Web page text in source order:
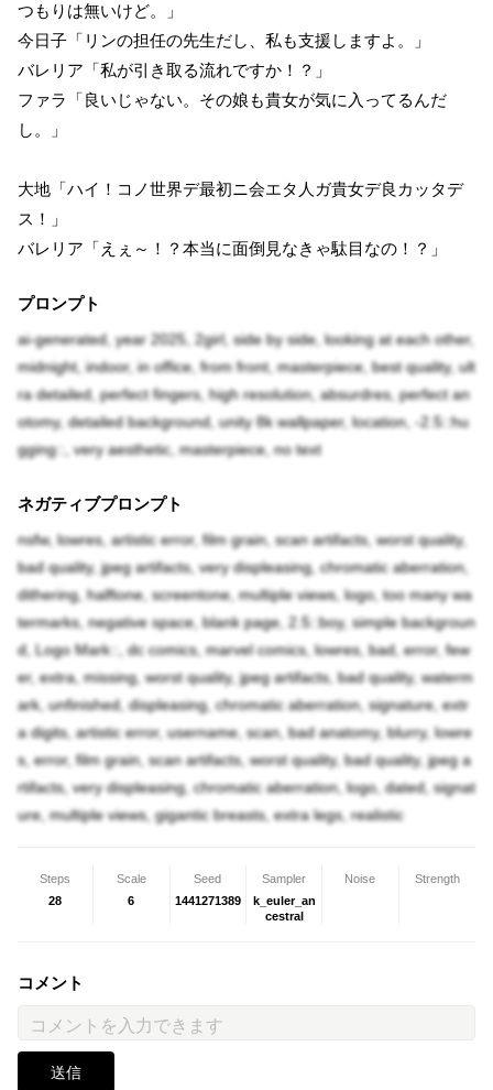
つもりは無いけど。」
今日子「リンの担任の先生だし、私も支援しますよ。」
バレリア「私が引き取る流れですか！？」
ファラ「良いじゃない。その娘も貴女が気に入ってるんだ
し。」
大地「ハイ！コノ世界デ最初ニ会エタ人ガ貴女デ良カッタデ
ス！」
バレリア「えぇ～！？本当に面倒見なきゃ駄目なの！？」
プロンプト
ai-generated, year 2025, 2girl, side by side, looking at each other,
midnight, indoor, in office, from front, masterpiece, best quality, ult
ra detailed, perfect fingers, high resolution, absurdres, perfect an
otomy, detailed background, unity 8k wallpaper, location, -2.5::hu
gging::, very aesthetic, masterpiece, no text
ネガティブプロンプト
nsfw, lowres, artistic error, film grain, scan artifacts, worst quality,
bad quality, jpeg artifacts, very displeasing, chromatic aberration,
dithering, halftone, screentone, multiple views, logo, too many wa
termarks, negative space, blank page, 2.5::boy, simple backgroun
d, Logo Mark::, dc comics, marvel comics, lowres, bad, error, few
er, extra, missing, worst quality, jpeg artifacts, bad quality, waterm
ark, unfinished, displeasing, chromatic aberration, signature, extr
a digits, artistic error, username, scan, bad anatomy, blurry, lowre
s, error, film grain, scan artifacts, worst quality, bad quality, jpeg a
rtifacts, very displeasing, chromatic aberration, logo, dated, signat
ure, multiple views, gigantic breasts, extra legs, realistic
Steps
28
Scale
6
Seed
1441271389
Sampler
k_euler_an
cestral
Noise Strength
コメント
送信